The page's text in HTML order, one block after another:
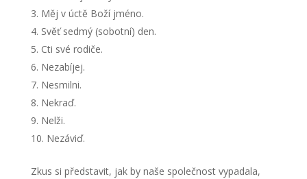
Měj v úctě Boží jméno.
Svěť sedmý (sobotní) den.
Cti své rodiče.
Nezabíjej.
Nesmilni.
Nekraď.
Nelži.
Nezáviď.
Zkus si představit, jak by naše společnost vypadala,